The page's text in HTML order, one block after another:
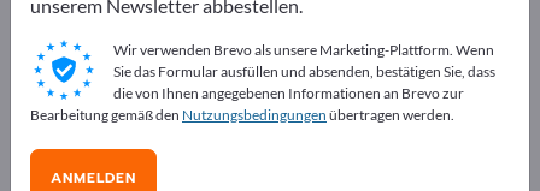
Kostenlos inserieren auf
Exportpages!
Bedarfe – Angebote – Gebrauchtwaren –
unserem Newsletter abbestellen.
Wir verwenden Brevo als unsere Marketing-Plattform. Wenn
Sie das Formular ausfüllen und absenden, bestätigen Sie, dass
die von Ihnen angegebenen Informationen an Brevo zur
Bearbeitung gemäß den Nutzungsbedingungen übertragen werden.
ANMELDEN